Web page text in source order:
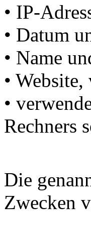
• IP-
• Datum
• Name
•
•
Rechners
Die
Zwecken